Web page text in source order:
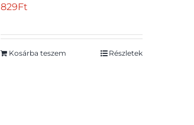
829Ft
Kosárba teszem Részletek